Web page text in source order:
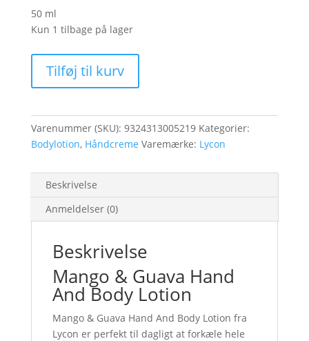
50 ml
Kun 1 tilbage på lager
Guava
And
Body
antal
Tilføj til kurv
Varenummer (SKU): 9324313005219 Kategorier:
Bodylotion, Håndcreme Varemærke: Lycon
Beskrivelse
Anmeldelser (0)
Beskrivelse
Mango & Guava Hand
And Body Lotion
Mango & Guava Hand And Body Lotion fra
Lycon er perfekt til dagligt at forkæle hele